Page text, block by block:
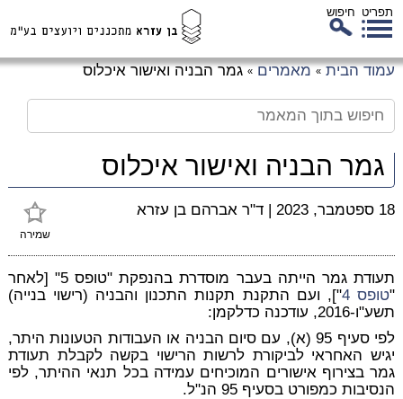
תפריט חיפוש
עמוד הבית » מאמרים » גמר הבניה ואישור איכלוס
גמר הבניה ואישור איכלוס
שמירה
18 ספטמבר, 2023 | ד"ר אברהם בן עזרא
תעודת גמר הייתה בעבר מוסדרת בהנפקת "טופס 5" [לאחר
"טופס 4 "], ועם התקנת תקנות התכנון והבניה (רישוי בנייה)
תשע"ו-2016, עודכנה כדלקמן:
לפי סעיף 95 (א), עם סיום הבניה או העבודות הטעונות היתר,
יגיש האחראי לביקורת לרשות הרישוי בקשה לקבלת תעודת
גמר בצירוף אישורים המוכיחים עמידה בכל תנאי ההיתר, לפי
הנסיבות כמפורט בסעיף 95 הנ"ל.